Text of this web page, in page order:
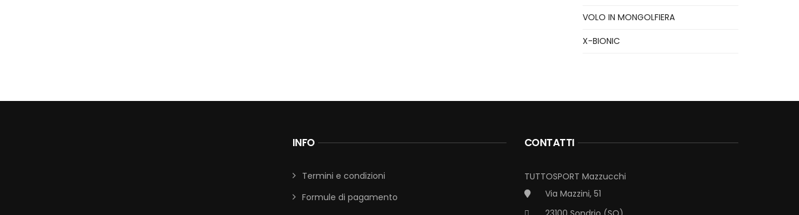
VOLO IN MONGOLFIERA
X-BIONIC
INFO
Termini e condizioni
Formule di pagamento
CONTATTI
TUTTOSPORT Mazzucchi
Via Mazzini, 51